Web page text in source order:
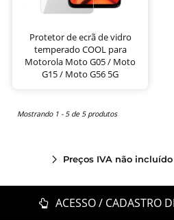
Protetor de ecrã de vidro
temperado COOL para
Motorola Moto G05 / Moto
G15 / Moto G56 5G
Mostrando 1 - 5 de 5 produtos
Preços IVA não incluído
ACESSO / CADASTRO